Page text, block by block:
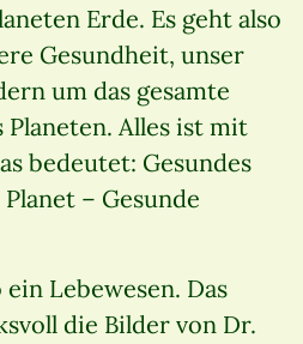
Erde. Es geht also
Gesundheit, unser
um das gesamte
Planeten. Alles ist mit
bedeutet: Gesundes
– Gesunde
Lebewesen. Das
die Bilder von Dr.